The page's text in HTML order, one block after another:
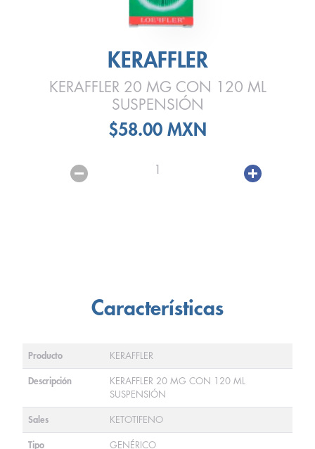
KERAFFLER
KERAFFLER 20 MG CON 120 ML
SUSPENSIÓN
$58.00 MXN
1
Características
Producto KERAFFLER
Descripción
KERAFFLER 20 MG CON 120 ML
SUSPENSIÓN
Sales KETOTIFENO
Tipo GENÉRICO